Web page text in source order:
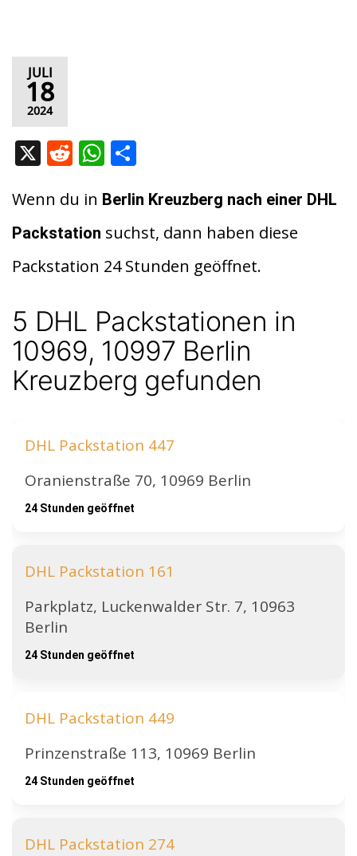
JULI
18
2024
X R
d
di
t
W
at
s
A
p
p
le
n
Wenn du in Berlin Kreuzberg nach einer DHL
Packstation suchst, dann haben diese
Packstation 24 Stunden geöffnet.
5 DHL Packstationen in
10969, 10997 Berlin
Kreuzberg gefunden
DHL Packstation 447
Oranienstraße 70, 10969 Berlin
24 Stunden geöffnet
DHL Packstation 161
Parkplatz, Luckenwalder Str. 7, 10963
Berlin
24 Stunden geöffnet
DHL Packstation 449
Prinzenstraße 113, 10969 Berlin
24 Stunden geöffnet
DHL Packstation 274